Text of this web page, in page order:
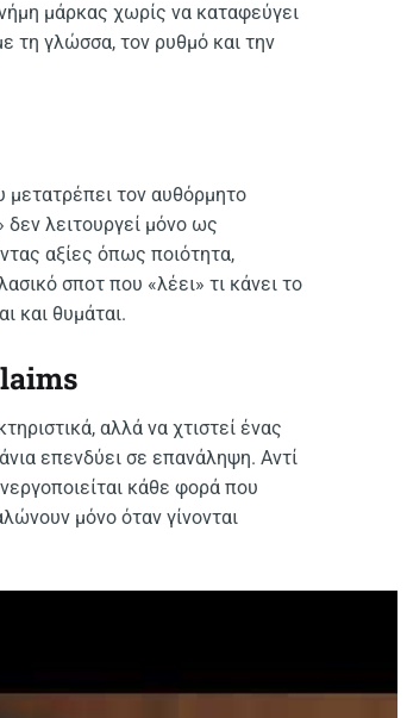
μάρκας χωρίς να καταφεύγει
τη γλώσσα, τον ρυθμό και την
μετατρέπει τον αυθόρμητο
λειτουργεί μόνο ως
αξίες όπως ποιότητα,
σποτ που «λέει» τι κάνει το
και θυμάται.
αλλά να χτιστεί ένας
επενδύει σε επανάληψη. Αντί
κάθε φορά που
μόνο όταν γίνονται